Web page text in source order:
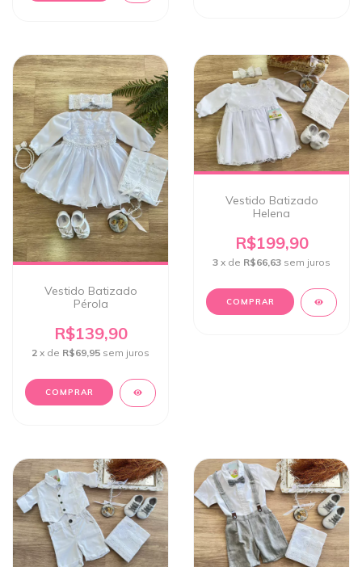
Vestido Batizado
Pérola
R$139,90
2 x de R$69,95 sem juros
COMPRAR
Vestido Batizado
Helena
R$199,90
3 x de R$66,63 sem juros
COMPRAR